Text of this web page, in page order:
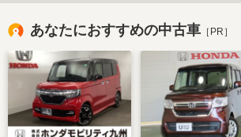
あなたにおすすめの中古車 ［PR］